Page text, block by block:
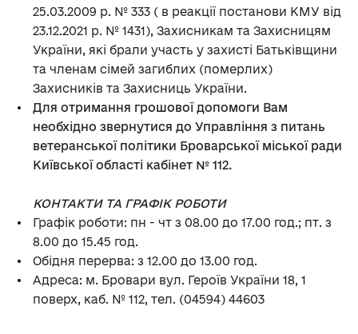
25.03.2009 р. № 333 ( в реакції постанови КМУ від
23.12.2021 р. № 1431), Захисникам та Захисницям
України, які брали участь у захисті Батьківщини
та членам сімей загиблих (померлих)
Захисників та Захисниць України.
Для отримання грошової допомоги Вам
необхідно звернутися до Управління з питань
ветеранської політики Броварської міської ради
Київської області кабінет № 112.
КОНТАКТИ ТА ГРАФІК РОБОТИ
Графік роботи: пн - чт з 08.00 до 17.00 год.; пт. з
8.00 до 15.45 год.
Обідня перерва: з 12.00 до 13.00 год.
Адреса: м. Бровари вул. Героїв України 18, 1
поверх, каб. № 112, тел. (04594) 44603